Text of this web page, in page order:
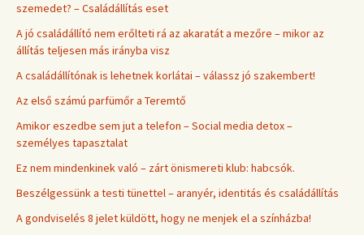
szemedet? – Családállítás eset
A jó családállító nem erőlteti rá az akaratát a mezőre – mikor az
állítás teljesen más irányba visz
A családállítónak is lehetnek korlátai – válassz jó szakembert!
Az első számú parfümőr a Teremtő
Amikor eszedbe sem jut a telefon – Social media detox –
személyes tapasztalat
Ez nem mindenkinek való – zárt önismereti klub: habcsók.
Beszélgessünk a testi tünettel – aranyér, identitás és családállítás
A gondviselés 8 jelet küldött, hogy ne menjek el a színházba!